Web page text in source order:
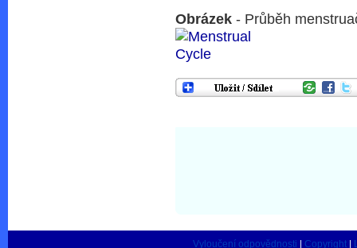
Obrázek - Průběh
Vyloučení odpovědnosti | Copyright |